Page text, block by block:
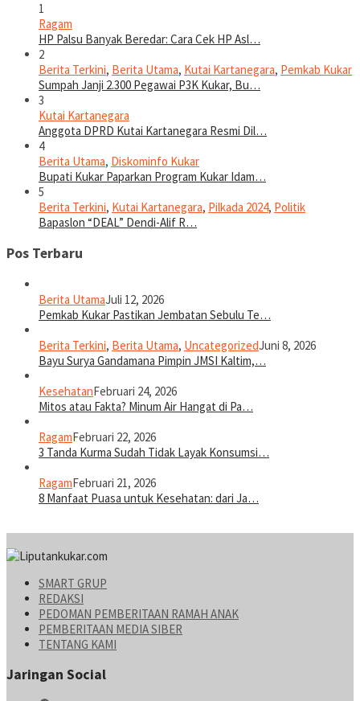
1
Ragam
HP Palsu Banyak Beredar: Cara Cek HP Asl…
2
Berita Terkini, Berita Utama, Kutai Kartanegara, Pemkab Kukar
Sumpah Janji 2.300 Pegawai P3K Kukar, Bu…
3
Kutai Kartanegara
Anggota DPRD Kutai Kartanegara Resmi Dil…
4
Berita Utama, Diskominfo Kukar
Bupati Kukar Paparkan Program Kukar Idam…
5
Berita Terkini, Kutai Kartanegara, Pilkada 2024, Politik
Bapaslon “DEAL” Dendi-Alif R…
Pos Terbaru
Berita UtamaJuli 12, 2026
Pemkab Kukar Pastikan Jembatan Sebulu Te…
Berita Terkini, Berita Utama, UncategorizedJuni 8, 2026
Bayu Surya Gandamana Pimpin JMSI Kaltim,…
KesehatanFebruari 24, 2026
Mitos atau Fakta? Minum Air Hangat di Pa…
RagamFebruari 22, 2026
3 Tanda Kurma Sudah Tidak Layak Konsumsi…
RagamFebruari 21, 2026
8 Manfaat Puasa untuk Kesehatan: dari Ja…
SMART GRUP
REDAKSI
PEDOMAN PEMBERITAAN RAMAH ANAK
PEMBERITAAN MEDIA SIBER
TENTANG KAMI
Jaringan Social